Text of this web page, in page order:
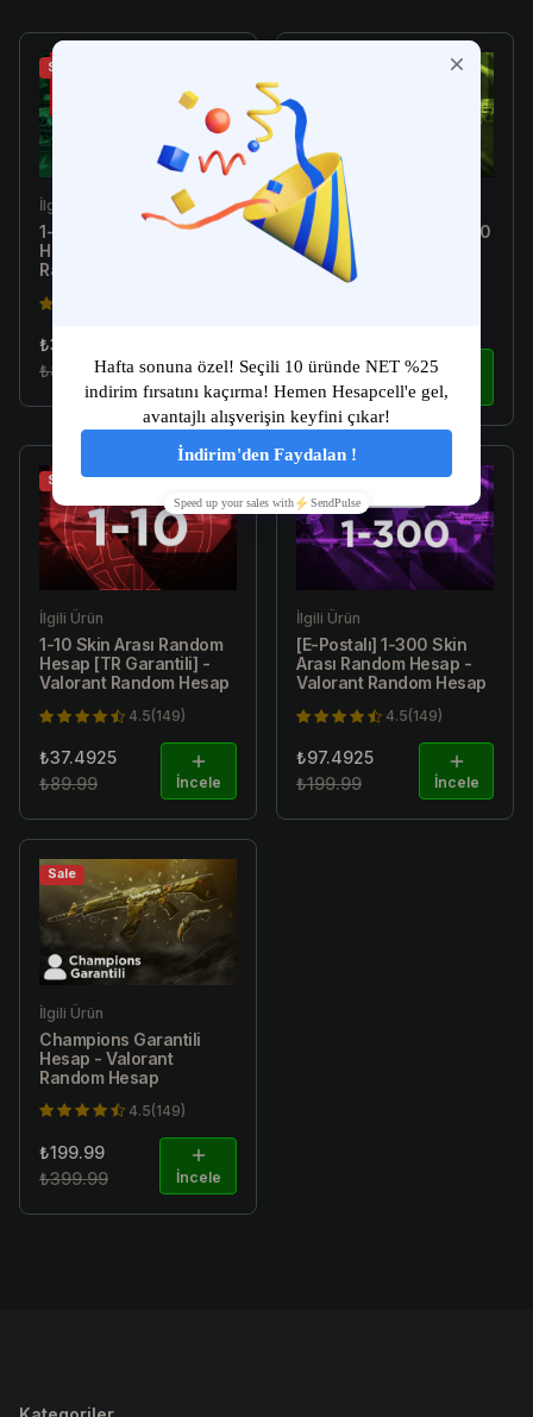
Sale
İlgili Ürün
1-10 Skin Arası Random
Hesap - Valorant
Random Hesap
₺34.99
₺89.99
İncele
İlgili Ürün
[Türkiye E-Postalı] 1-300
Skin Arası Random
Hesap - Valorant
Random Hesap
₺179.99
₺299.99
İncele
Sale
İlgili Ürün
1-10 Skin Arası Random
Hesap [TR Garantili] -
Valorant Random Hesap
4.5(149)
₺37.4925
₺89.99
İncele
Sale
İlgili Ürün
[E-Postalı] 1-300 Skin
Arası Random Hesap -
Valorant Random Hesap
4.5(149)
₺97.4925
₺199.99
İncele
Sale
İlgili Ürün
Champions Garantili
Hesap - Valorant
Random Hesap
4.5(149)
₺199.99
₺399.99
İncele